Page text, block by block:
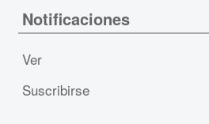
Notificaciones
Ver
Suscribirse